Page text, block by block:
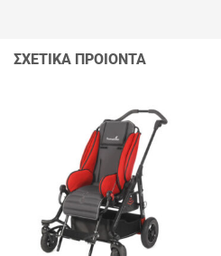
ΣΧΕΤΙΚΑ ΠΡΟΙΟΝΤΑ